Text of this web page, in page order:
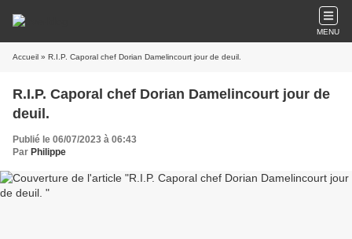
MENU
Accueil » R.I.P. Caporal chef Dorian Damelincourt jour de deuil.
R.I.P. Caporal chef Dorian Damelincourt jour de
deuil.
Publié le 06/07/2023 à 06:43
Par Philippe